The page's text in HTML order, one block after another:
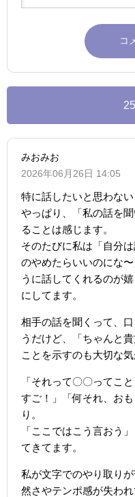
みおみお
2026年06月26日 14:05
特に話したいと思わな
やっぱり、「私の話を
ることは感じます。
そのたびに私は「自分
のやめたらいいのにな
うに話してくれるのが
にしてます。
相手の話を聞くって、
うだけど、「ちゃんと
ことを示すのも大切な気
「それって〇〇ってこ
すご！」「何それ、お
り。
「ここではこう言おう
てきてます。
私が文字でのやり取り
然さやテンポ感が失われ